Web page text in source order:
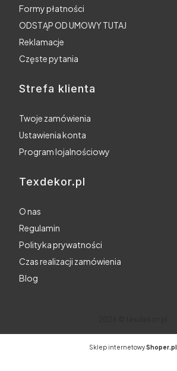
Formy płatności
ODSTĄP OD UMOWY TUTAJ
Reklamacje
Częste pytania
Strefa klienta
Twoje zamówienia
Ustawienia konta
Program lojalnościowy
Texdekor.pl
O nas
Regulamin
Polityka prywatności
Czas realizacji zamówienia
Blog
Sklep internetowyShoper.pl